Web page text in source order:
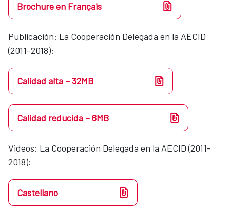
Brochure en Français
Publicación: La Cooperación Delegada en la AECID
(2011-2018):
Calidad alta – 32MB
Calidad reducida – 6MB
Videos​​: La Cooperación Delegada en la AECID (2011-
2018):
Castellano